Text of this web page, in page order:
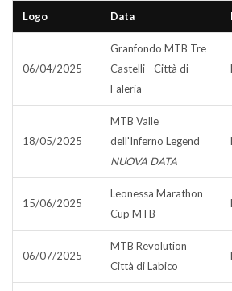
Logo Data
06/04/2025
Granfondo MTB Tre
Castelli - Città di
Faleria
18/05/2025
MTB Valle
dell'Inferno Legend
NUOVA DATA
15/06/2025
Leonessa Marathon
Cup MTB
06/07/2025
MTB Revolution
Città di Labico